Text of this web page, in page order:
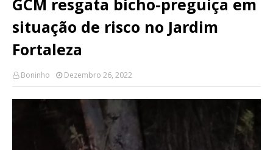
GCM resgata bicho-preguiça em
situação de risco no Jardim
Fortaleza
Boninho Dezembro 26, 2022